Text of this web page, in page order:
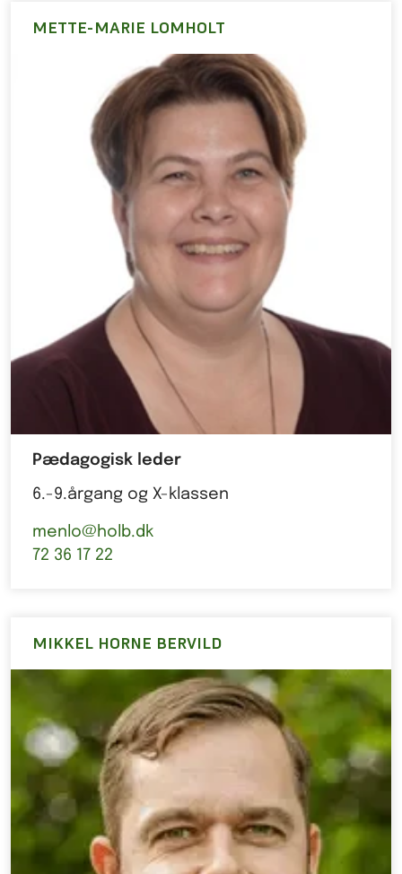
METTE-MARIE LOMHOLT
Pædagogisk leder
6.-9.årgang og X-klassen
menlo@holb.dk
72 36 17 22
MIKKEL HORNE BERVILD